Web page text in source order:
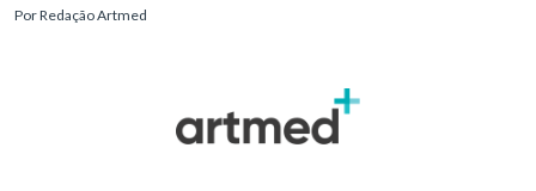
imprescindível para o aprimoramento constante de
PorRedação Artmed